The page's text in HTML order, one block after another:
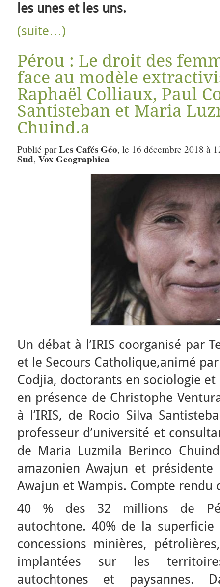
les unes et les uns.
(suite…)
Pérou : Le droit des
face au modèle
Raphaël Colliaux, Paul
Santisteban et Maria
Chuind.a
Publié parLes Cafés Géo, le 16 décembre 2018 à
Sud, Vox Geographica
Un débat à l’IRIS coorganisé par
et le Secours Catholique,animé
Codjia, doctorants en sociologie
en présence de Christophe
à l’IRIS, de Rocio Silva
professeur d’université et
de Maria Luzmila Berinco
amazonien Awajun et
Awajun et Wampis. Compte rendu
40 % des 32 millions de
autochtone. 40% de la
concessions minières,
implantées sur les
autochtones et paysannes.